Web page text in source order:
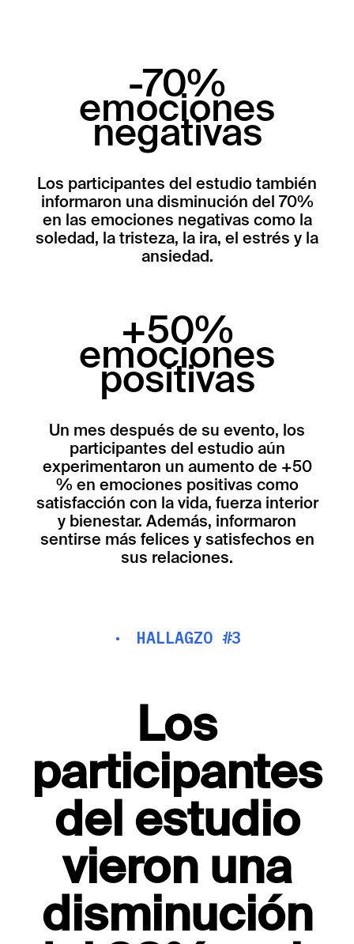
-70%
emociones
negativas
Los participantes del estudio también
informaron una disminución del 70%
en las emociones negativas como la
soledad, la tristeza, la ira, el estrés y la
ansiedad.
+50%
emociones
positivas
Un mes después de su evento, los
participantes del estudio aún
experimentaron un aumento de +50
% en emociones positivas como
satisfacción con la vida, fuerza interior
y bienestar. Además, informaron
sentirse más felices y satisfechos en
sus relaciones.
· HALLAGZO #3
Los
participantes
del estudio
vieron una
disminución